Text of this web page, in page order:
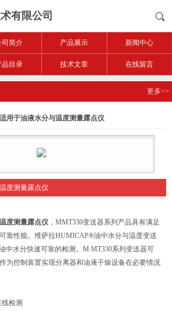
有限公司
司简介 产品展示 新闻中心
品目录 技术文章 在线留言
更多>>
用于油液水分与温度测量露点仪
度测量露点仪
度测量露点仪 ，MMT330变送器系列产品具有满足
靠性能。 维萨拉HUMICAP®油中水分与温度变送
中水分快速可靠的检测。M MT330系列变送器可
为控制装置实现分离器和油液干燥设备在必要情况
线检测